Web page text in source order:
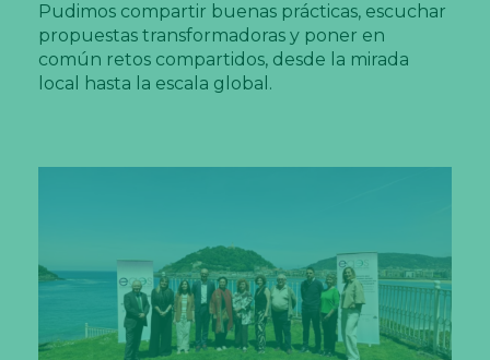
Pudimos compartir buenas prácticas, escuchar
propuestas transformadoras y poner en
común retos compartidos, desde la mirada
local hasta la escala global.